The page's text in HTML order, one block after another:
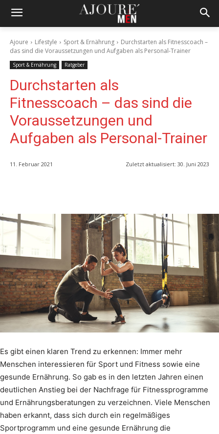
Ajoure Lifestyle Sport & Ernährung
Durchstarten als Fitnesscoach –
das sind die Voraussetzungen und Aufgaben als Personal-Trainer
Sport & Ernährung Ratgeber
Durchstarten als
Fitnesscoach – das sind die
Voraussetzungen und
Aufgaben als Personal-Trainer
11. Februar 2021 Zuletzt aktualisiert: 30. Juni 2023
Es gibt einen klaren Trend zu erkennen: Immer mehr
Menschen interessieren für Sport und Fitness sowie eine
gesunde Ernährung. So gab es in den letzten Jahren einen
deutlichen Anstieg bei der Nachfrage für Fitnessprogramme
und Ernährungsberatungen zu verzeichnen. Viele Menschen
haben erkannt, dass sich durch ein regelmäßiges
Sportprogramm und eine gesunde Ernährung die